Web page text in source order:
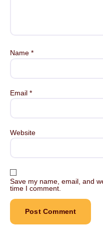
Name *
Email *
Website
Save my name, email, and
time I comment.